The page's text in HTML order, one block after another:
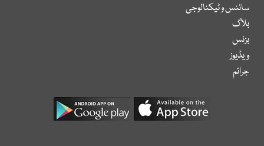
سائنس و ٹیکنالوجی
بلاگ
بزنس
ویڈیوز
جرائم